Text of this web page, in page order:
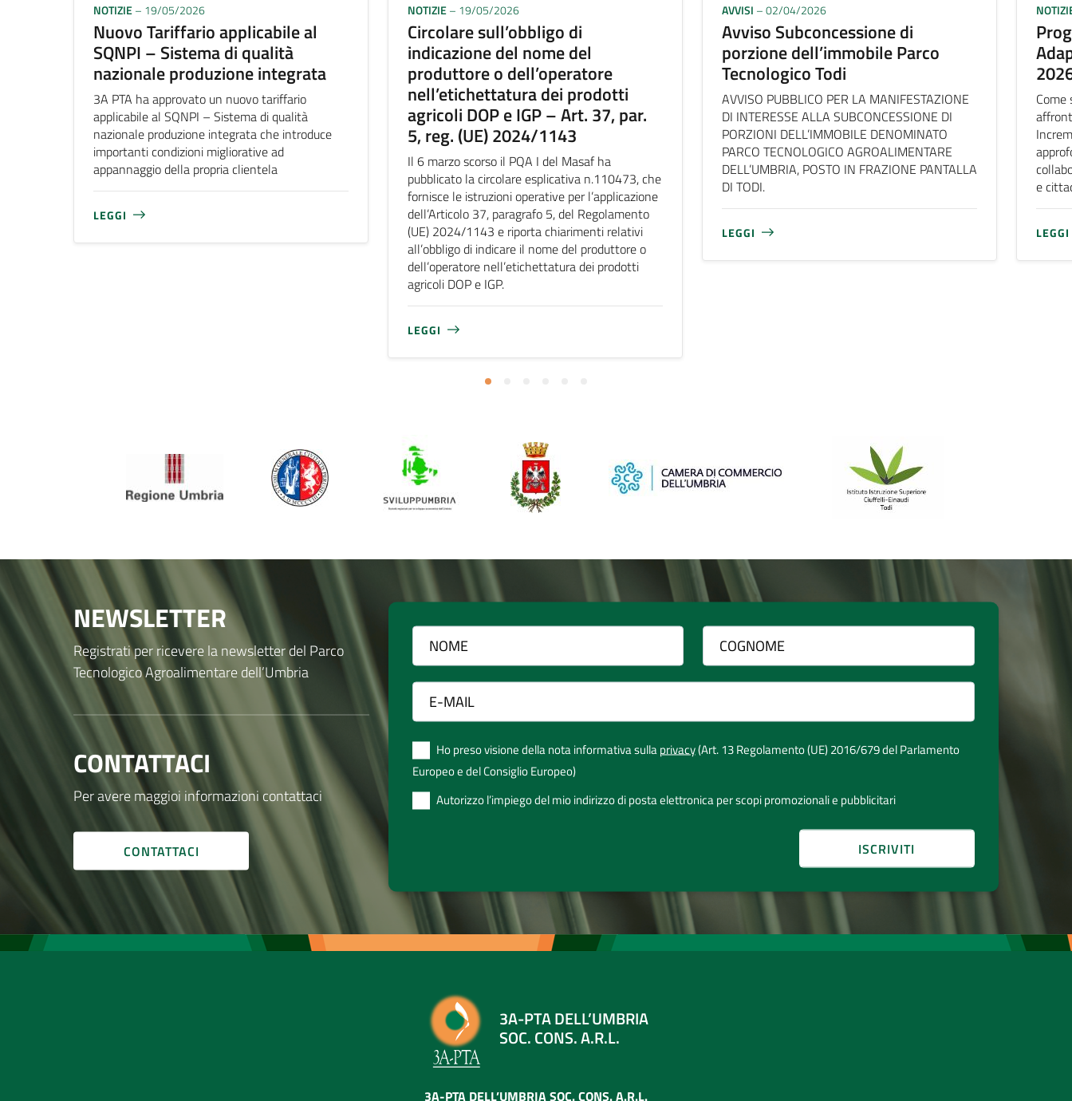
NOTIZIE– 19/05/2026
Nuovo Tariffario applicabile al
SQNPI – Sistema di qualità
nazionale produzione integrata
3A PTA ha approvato un nuovo tariffario
applicabile al SQNPI – Sistema di qualità
nazionale produzione integrata che introduce
importanti condizioni migliorative ad
appannaggio della propria clientela
LEGGI
NOTIZIE– 19/05/2026
Circolare sull’obbligo di
indicazione del nome del
produttore o dell’operatore
nell’etichettatura dei prodotti
agricoli DOP e IGP – Art. 37, par.
5, reg. (UE) 2024/1143
Il 6 marzo scorso il PQA I del Masaf ha
pubblicato la circolare esplicativa n.110473, che
fornisce le istruzioni operative per l’applicazione
dell’Articolo 37, paragrafo 5, del Regolamento
(UE) 2024/1143 e riporta chiarimenti relativi
all’obbligo di indicare il nome del produttore o
dell’operatore nell’etichettatura dei prodotti
agricoli DOP e IGP.
LEGGI
AVVISI – 02/04/2026
Avviso Subconcessione di
porzione dell’immobile Parco
Tecnologico Todi
AVVISO PUBBLICO PER LA MANIFESTAZIONE
DI INTERESSE ALLA SUBCONCESSIONE DI
PORZIONI DELL’IMMOBILE DENOMINATO
PARCO TECNOLOGICO AGROALIMENTARE
DELL’UMBRIA, POSTO IN FRAZIONE PANTALLA
DI TODI.
LEGGI
e
LEGGI
NEWSLETTER
Registrati per ricevere la newsletter del Parco
Tecnologico Agroalimentare dell’Umbria
CONTATTACI
Per avere maggioi informazioni contattaci
CONTATTACI
Ho preso visione della nota informativa sullaprivacy(Art. 13 Regolamento (UE) 2016/679 del Parlamento
Europeo e del Consiglio Europeo)
Autorizzo l’impiego del mio indirizzo di posta elettronica per scopi promozionali e pubblicitari
3A-PTA DELL’UMBRIA
SOC. CONS. A.R.L.
3A-PTA DELL’UMBRIA SOC. CONS. A.R.L.